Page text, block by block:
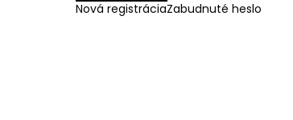
Nová registráciaZabudnuté heslo